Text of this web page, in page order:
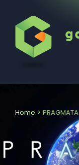
Home > PRAGMATA